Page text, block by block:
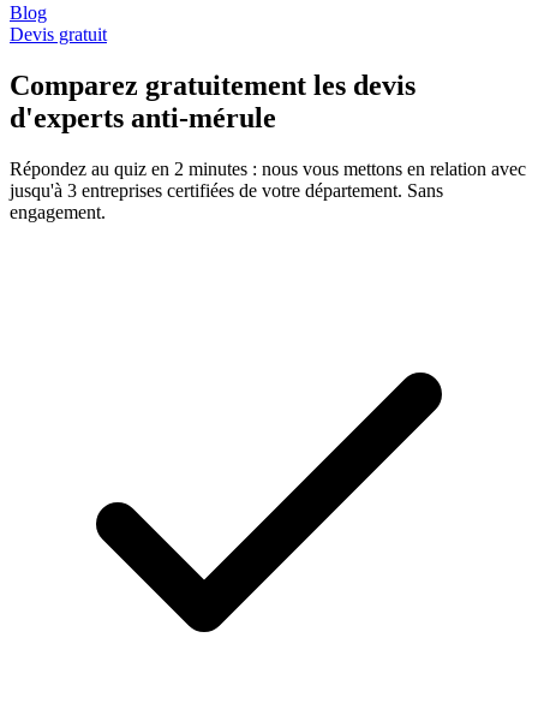
Blog
Devis gratuit
Comparez gratuitement les devis
d'experts anti-mérule
Répondez au quiz en 2 minutes : nous vous mettons en relation avec
jusqu'à 3 entreprises certifiées de votre département. Sans
engagement.